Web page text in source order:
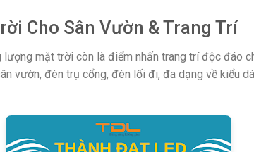
Cho Sân Vườn & Trang Trí
lượng mặt trời còn là điểm nhấn trang trí độc đáo
vườn, đèn trụ cổng, đèn lối đi, đa dạng về kiểu